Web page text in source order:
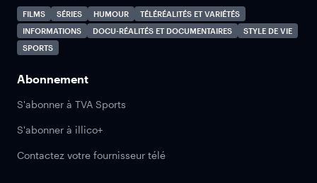
FILMS SÉRIES HUMOUR
TÉLÉRÉALITÉS ET VARIÉTÉS
INFORMATIONS
DOCU-RÉALITÉS ET DOCUMENTAIRES
STYLE DE VIE
SPORTS
Abonnement
S'abonner à TVA Sports
S'abonner à illico+
Contactez votre fournisseur télé